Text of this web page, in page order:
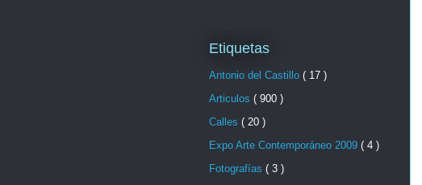
Etiquetas
Antonio del Castillo ( 17 )
Articulos ( 900 )
Calles ( 20 )
Expo Arte Contemporáneo 2009 ( 4 )
Fotografías ( 3 )